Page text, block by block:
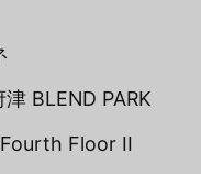
津 BLEND PARK
Floor II